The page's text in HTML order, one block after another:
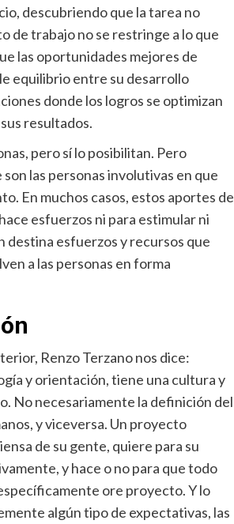
descubriendo que la tarea no
de trabajo no se restringe a lo que
las oportunidades mejores de
equilibrio entre su desarrollo
donde los logros se optimizan
resultados.
pero sí lo posibilitan. Pero
las personas involutivas en que
En muchos casos, estos aportes de
esfuerzos ni para estimular ni
destina esfuerzos y recursos que
a las personas en forma
Renzo Terzano nos dice:
y orientación, tiene una cultura y
No necesariamente la definición del
y viceversa. Un proyecto
de su gente, quiere para su
y hace o no para que todo
ore proyecto. Y lo
algún tipo de expectativas, las